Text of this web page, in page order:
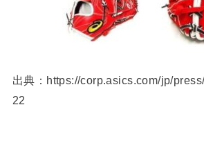
出典：https://corp.asics.com/jp/
22